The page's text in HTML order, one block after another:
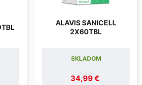
ALAVIS SANICELL
2X60TBL
34,99 €
SKLADOM